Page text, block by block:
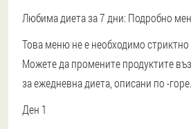
Любима диета за 7 дни: Подробно
Това меню не е необходимо
Можете да промените продуктите
за ежедневна диета, описани по -горе.
Ден 1